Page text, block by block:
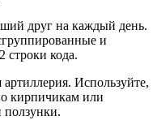
друг на каждый день.
и
строки кода.
Используйте,
кирпичикам или
ползунки.